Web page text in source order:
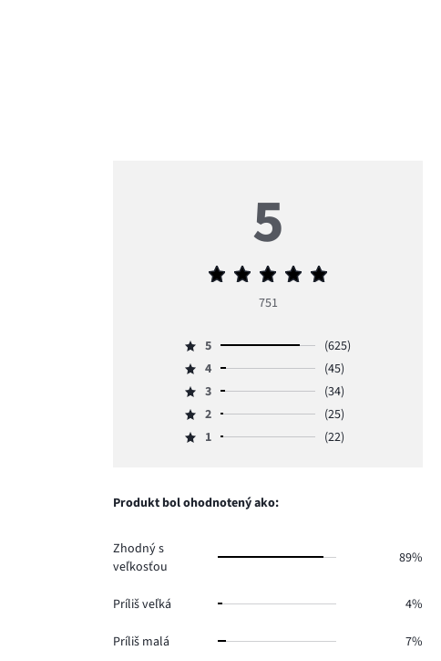
5
Priemerné
5
751
Hodnotenie
5,
počet
hlasov
5
(625)
Hodnotenie
4,
počet
hlasov
4
(45)
Hodnotenie
3,
počet
3
(34)
Hodnotenie
2,
25.
2
(25)
Hodnotenie
hlasov
1 (22)
Produkt bol ohodnotený ako:
Zhodný s
veľkosťou
89%
Príliš veľká 4%
Príliš malá 7%